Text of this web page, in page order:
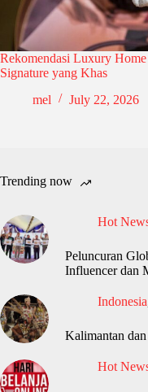
Rekomendasi Luxury
Signature yang Khas
mel
July 22, 2026
Trending now
Hot
Peluncuran
Influencer dan
Indonesia
Kalimantan
Hot